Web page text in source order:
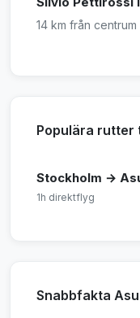
14 km från centrum
Populära rutter
Stockholm →
1h direktflyg
Snabbfakta